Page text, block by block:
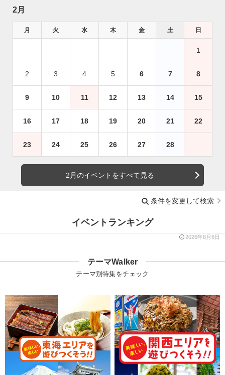
2月
月 火 水 木 金 土 日
1
2 3 4 5 6 7 8
9 10 11 12 13 14 15
16 17 18 19 20 21 22
23 24 25 26 27 28
2月のイベントをすべて見る
条件を変更して検索
イベントランキング
2026年8月6日
テーマWalker
テーマ別特集をチェック